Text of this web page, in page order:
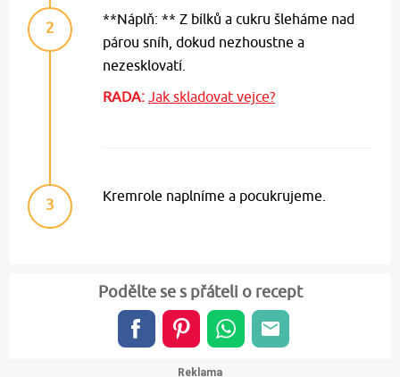
2
**Náplň: ** Z bílků a cukru šleháme nad
párou sníh, dokud nezhoustne a
nezesklovatí.
RADA: Jak skladovat vejce?
3 Kremrole naplníme a pocukrujeme.
Podělte se s přáteli o recept